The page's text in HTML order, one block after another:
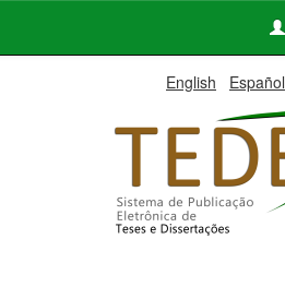
English Español